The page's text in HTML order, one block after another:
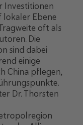
Investitionen
lokaler Ebene
oft als
Die
sind dabei
einige
China pflegen,
Dr. Thorsten